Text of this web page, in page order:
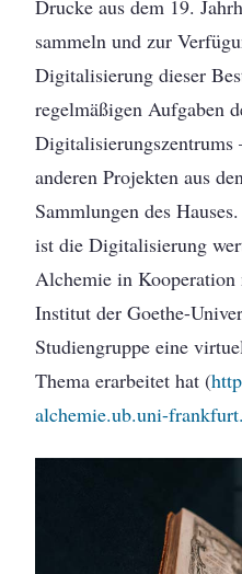
Drucke aus dem 19.
sammeln und zur
Digitalisierung dieser
regelmäßigen Aufgaben
Digitalisierungszentrums
anderen Projekten aus
Sammlungen des
ist die Digitalisierung
Alchemie in
Institut der Goethe-
Studiengruppe eine
Thema erarbeitet hat (
alchemie.ub.uni-